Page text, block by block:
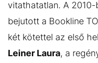
vitathatatlan. A
bejutott a Bookline
két kötettel az első
Leiner Laura, a